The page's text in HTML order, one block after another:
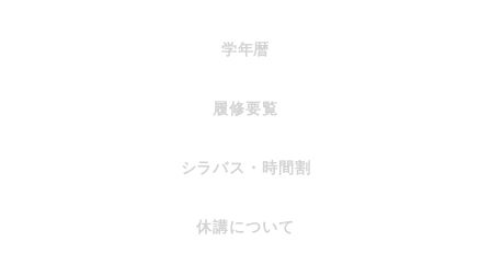
学年暦
履修要覧
シラバス・時間割
休講について